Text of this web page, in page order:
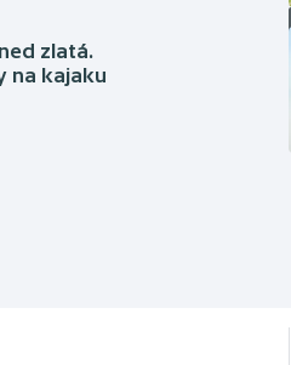
zlatá.
na kajaku